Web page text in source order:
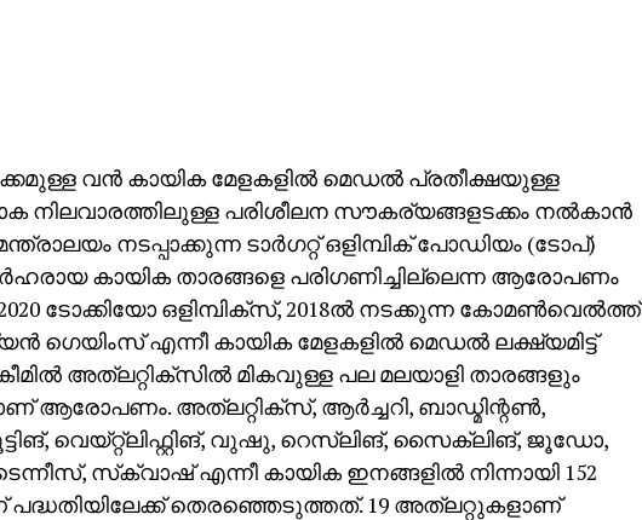
വന്‍ കായിക മേളകളില്‍ മെഡല്‍ പ്രതീക്ഷയുള്ള
നിലവാരത്തിലുള്ള പരിശീലന സൗകര്യങ്ങളടക്കം നല്‍കാന്‍
നടപ്പാക്കുന്ന ടാര്‍ഗറ്റ് ഒളിമ്പിക് പോഡിയം (ടോപ്)
കായിക താരങ്ങളെ പരിഗണിച്ചില്ലെന്ന ആരോപണം
ടോക്കിയോ ഒളിമ്പിക്‌സ്, 2018ല്‍ നടക്കുന്ന കോമണ്‍വെല്‍ത്ത്
ഗെയിംസ് എന്നീ കായിക മേളകളില്‍ മെഡല്‍ ലക്ഷ്യമിട്ട്
അത്‌ലറ്റിക്‌സില്‍ മികവുള്ള പല മലയാളി താരങ്ങളും
ആരോപണം. അത്‌ലറ്റിക്‌സ്, ആര്‍ച്ചറി, ബാഡ്മിന്റണ്‍,
വെയ്റ്റ്‌ലിഫ്റ്റിങ്, വുഷു, റെസ്ലിങ്, സൈക്ലിങ്, ജൂഡോ,
ടെന്നീസ്, സ്‌ക്വാഷ് എന്നീ കായിക ഇനങ്ങളില്‍ നിന്നായി 152
തെരഞ്ഞെടുത്തത്. 19 അത്‌ലറ്റുകളാണ്